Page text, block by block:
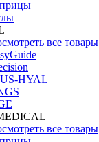
все товары
HYAL
все товары